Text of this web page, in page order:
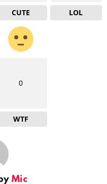
CUTE LOL
0
WTF
Mic